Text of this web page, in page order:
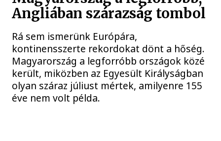
Angliában szárazság tombol
Rá sem ismerünk Európára,
kontinensszerte rekordokat dönt a hőség.
Magyarország a legforróbb országok közé
került, miközben az Egyesült Királyságban
olyan száraz júliust mértek, amilyenre 155
éve nem volt példa.